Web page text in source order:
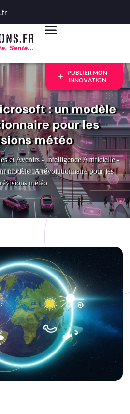
PUBLIER MON
INNOVATION
: un modèle
pour les
météo
et Avenirs - Intelligence Artificielle -
modèle IA révolutionnaire pour les
météo